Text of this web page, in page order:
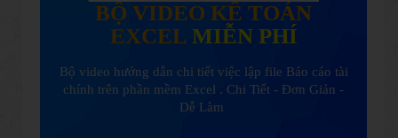
BỘ VIDEO KẾ TOÁN
EXCEL MIỄN PHÍ
Bộ video hướng dẫn chi tiết việc lập file Báo cáo tài
chính trên phần mềm Excel . Chi Tiết - Đơn Giản -
Dễ Làm